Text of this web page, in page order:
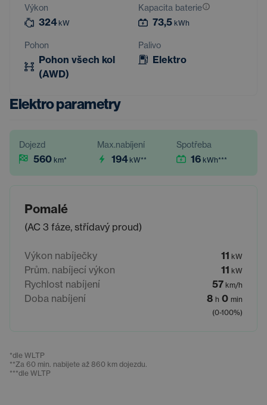
Výkon
324 kW
Kapacita baterie
73,5 kWh
Pohon
Pohon všech kol
(AWD)
Palivo
Elektro
Elektro parametry
Dojezd
560 km*
Max.nabíjení
194 kW**
Spotřeba
16 kWh***
Pomalé
(AC 3 fáze, střídavý proud)
Výkon nabíječky 11 kW
Prům. nabíjecí výkon 11 kW
Rychlost nabíjení 57 km/h
Doba nabíjení 8 h 0 min
(0-100%)
*dle WLTP
**Za 60 min. nabijete až 860 km dojezdu.
***dle WLTP